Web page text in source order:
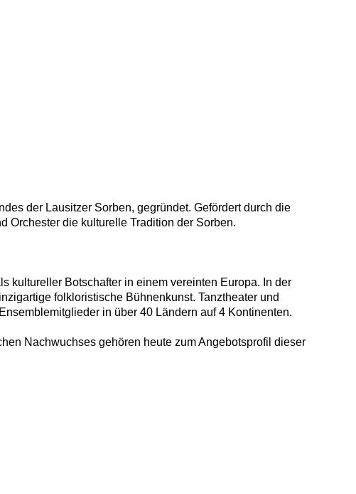
der Lausitzer Sorben, gegründet. Gefördert durch die
Orchester die kulturelle Tradition der Sorben.
kultureller Botschafter in einem vereinten Europa. In der
folkloristische Bühnenkunst. Tanztheater und
in über 40 Ländern auf 4 Kontinenten.
Nachwuchses gehören heute zum Angebotsprofil dieser